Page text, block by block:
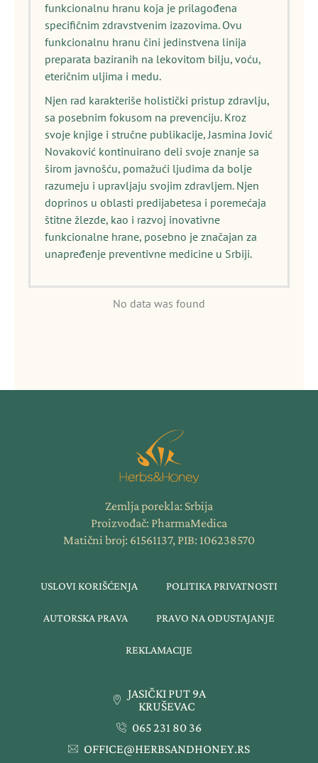
funkcionalnu hranu koja je prilagođena
specifičnim zdravstvenim izazovima. Ovu
funkcionalnu hranu čini jedinstvena linija
preparata baziranih na lekovitom bilju, voću,
eteričnim uljima i medu.
Njen rad karakteriše holistički pristup zdravlju,
sa posebnim fokusom na prevenciju. Kroz
svoje knjige i stručne publikacije, Jasmina Jović
Novaković kontinuirano deli svoje znanje sa
širom javnošću, pomažući ljudima da bolje
razumeju i upravljaju svojim zdravljem. Njen
doprinos u oblasti predijabetesa i poremećaja
štitne žlezde, kao i razvoj inovativne
funkcionalne hrane, posebno je značajan za
unapređenje preventivne medicine u Srbiji.
No data was found
Zemlja porekla: Srbija
Proizvođač: PharmaMedica
Matični broj: 61561137, PIB: 106238570
USLOVI KORIŠĆENJA POLITIKA PRIVATNOSTI
AUTORSKA PRAVA PRAVO NA ODUSTAJANJE
REKLAMACIJE
JASIČKI PUT 9A
KRUŠEVAC
065 231 80 36
OFFICE@HERBSANDHONEY.RS